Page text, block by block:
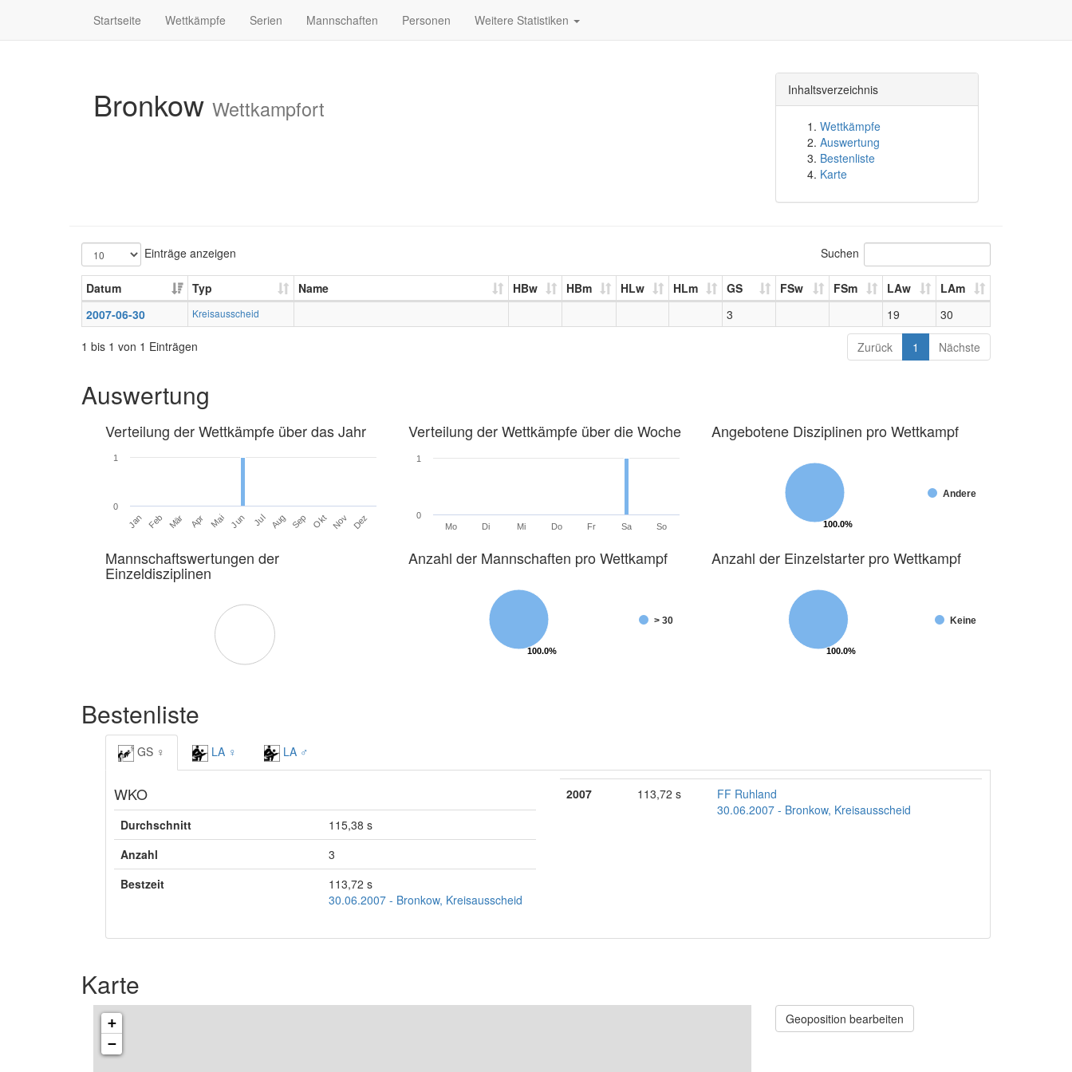
Startseite Wettkämpfe Serien Mannschaften Personen Weitere Statistiken
Bronkow Wettkampfort
Inhaltsverzeichnis
Wettkämpfe
Auswertung
Bestenliste
Karte
Einträge anzeigen Suchen
Datum Typ Name HBw HBm HLw HLm GS FSw FSm LAw
LAm
2007-06-30
Kreisausscheid 3 19
30
1 bis 1 von 1 Einträgen
Zurück 1 Nächste
Auswertung
Verteilung der Wettkämpfe über das Jahr
Jan Feb Mär Apr Mai Jun Jul Aug Sep Okt Nov Dez
0
1
Verteilung der Wettkämpfe über die Woche
Mo Di Mi Do Fr Sa So
0
1
Angebotene Disziplinen pro Wettkampf
100.0%
100.0%
Andere
Mannschaftswertungen der
Einzeldisziplinen
Anzahl der Mannschaften pro Wettkampf
100.0%
100.0%
> 30
Anzahl der Einzelstarter pro Wettkampf
100.0%
100.0%
Keine
Bestenliste
GS ♀ LA ♀ LA ♂
WKO
Durchschnitt
115,38 s
Anzahl
3
Bestzeit
113,72 s
30.06.2007 - Bronkow, Kreisausscheid
2007 113,72 s
FF Ruhland
30.06.2007 - Bronkow, Kreisausscheid
Karte
+
−
Geoposition bearbeiten